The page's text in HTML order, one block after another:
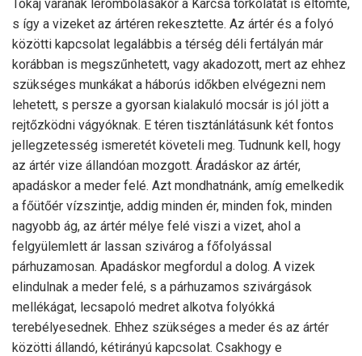
Tokaj várának lerombolásakor a Karcsa torkolatát is eltömte,
s így a vizeket az ártéren rekesztette. Az ártér és a folyó
közötti kapcsolat legalábbis a térség déli fertályán már
korábban is megszűnhetett, vagy akadozott, mert az ehhez
szükséges munkákat a háborús időkben elvégezni nem
lehetett, s persze a gyorsan kialakuló mocsár is jól jött a
rejtőzködni vágyóknak. E téren tisztánlátásunk két fontos
jellegzetesség ismeretét követeli meg. Tudnunk kell, hogy
az ártér vize állandóan mozgott. Áradáskor az ártér,
apadáskor a meder felé. Azt mondhatnánk, amíg emelkedik
a főütőér vízszintje, addig minden ér, minden fok, minden
nagyobb ág, az ártér mélye felé viszi a vizet, ahol a
felgyülemlett ár lassan szivárog a főfolyással
párhuzamosan. Apadáskor megfordul a dolog. A vizek
elindulnak a meder felé, s a párhuzamos szivárgások
mellékágat, lecsapoló medret alkotva folyókká
terebélyesednek. Ehhez szükséges a meder és az ártér
közötti állandó, kétirányú kapcsolat. Csakhogy e